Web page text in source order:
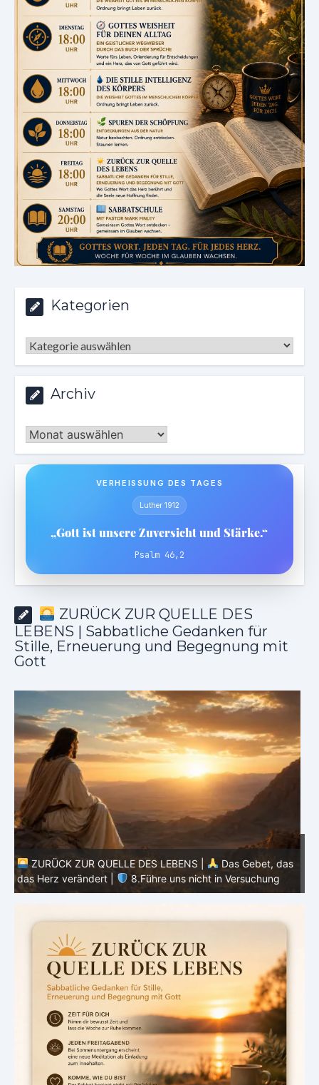
Kategorien
Kategorien
Archiv
Archiv
VERHEISSUNG DES TAGES
Luther 1912
„Gott ist unsere Zuversicht und Stärke.“
Psalm 46,2
ZURÜCK ZUR QUELLE DES
LEBENS | Sabbatliche Gedanken für
Stille, Erneuerung und Begegnung mit
Gott
ZURÜCK ZUR QUELLE DES LEBENS |
Das Gebet, das
das Herz verändert |
7.Wie auch wir vergeben unsern
Schuldigern